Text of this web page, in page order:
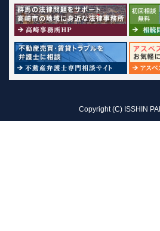
Copyright (C) ISSHIN